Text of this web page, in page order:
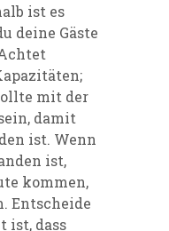
ist es
deine Gäste
mit der
damit
ist. Wenn
ist,
kommen,
Entscheide
ist, dass